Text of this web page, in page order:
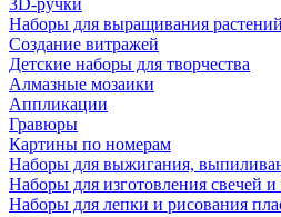
3D-ручки
Наборы для выращивания растений
Создание витражей
Детские наборы для творчества
Алмазные мозаики
Аппликации
Гравюры
Картины по номерам
Наборы для выжигания,
Наборы для изготовления свечей
Наборы для лепки и рисования